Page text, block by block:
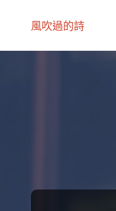
風吹過的詩